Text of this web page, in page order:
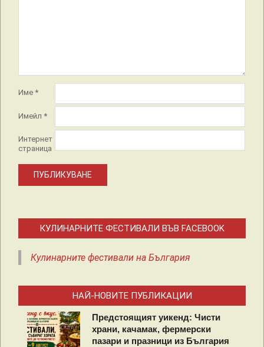
Име *
Имейл *
Интернет
страница
КУЛИНАРНИТЕ ФЕСТИВАЛИ ВЪВ FACEBOOK
Кулинарните фестивали на България
НАЙ-НОВИТЕ ПУБЛИКАЦИИ
Предстоящият уикенд: Чисти
храни, качамак, фермерски
пазари и празници из България